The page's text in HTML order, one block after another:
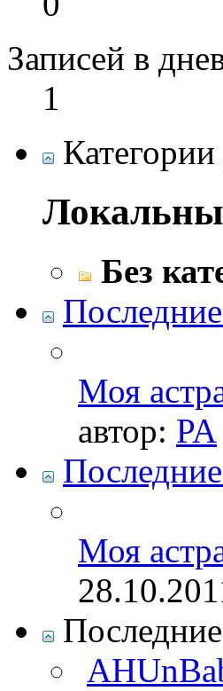
Записей в
1
Без
Моя
автор: PA
Моя